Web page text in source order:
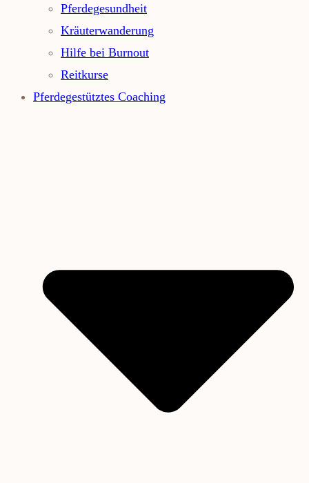
Pferdegesundheit
Kräuterwanderung
Hilfe bei Burnout
Reitkurse
Pferdegestütztes Coaching